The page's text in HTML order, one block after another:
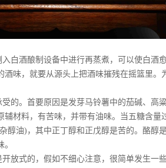
白酒酿制设备中进行再蒸煮，可以使白酒
味，就要从源头上把酒味摧残在摇篮里。
的。首要原因是发芽马铃薯中的茄碱、高
辅材料，有苦味，并带有油味。当五糖含量
醇油)，其中正丁醇和正戊醇是苦的。酪醇
放式的，假如不细心注意，很简单发生一